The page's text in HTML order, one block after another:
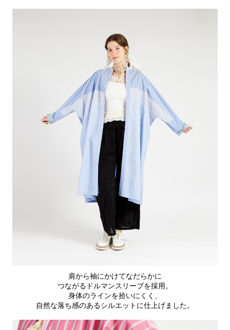
肩から袖にかけてなだらかに
つながるドルマンスリーブを採用。
身体のラインを拾いにくく、
自然な落ち感のあるシルエットに仕上げました。